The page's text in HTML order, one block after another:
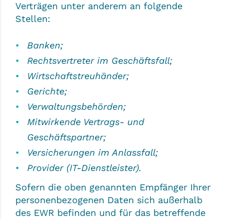
Verträgen unter anderem an folgende
Stellen:
Banken;
Rechtsvertreter im Geschäftsfall;
Wirtschaftstreuhänder;
Gerichte;
Verwaltungsbehörden;
Mitwirkende Vertrags- und
Geschäftspartner;
Versicherungen im Anlassfall;
Provider (IT-Dienstleister).
Sofern die oben genannten Empfänger Ihrer
personenbezogenen Daten sich außerhalb
des EWR befinden und für das betreffende